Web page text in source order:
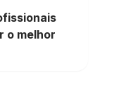
o melhor